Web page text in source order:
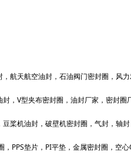
航天航空油封，石油阀门密封圈，风
，V型夹布密封圈，油封厂家，密封
桨机油封，破壁机密封圈，气封，轴
，PPS垫片，PI平垫，金属密封圈，